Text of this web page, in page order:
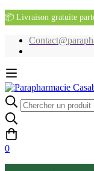
📦 Livraison gratuite
Recherche
pour:
0